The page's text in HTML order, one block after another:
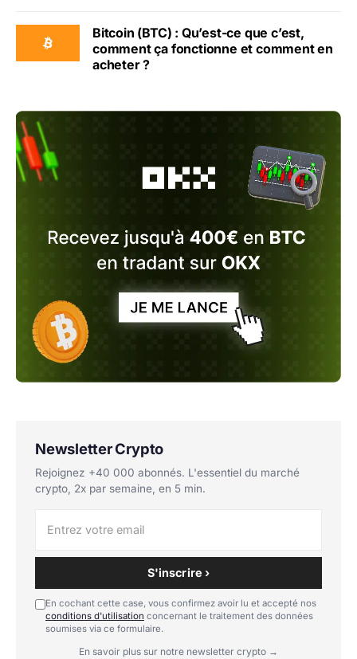
Bitcoin (BTC) : Qu’est-ce que c’est,
comment ça fonctionne et comment en
acheter ?
Newsletter Crypto
Rejoignez +40 000 abonnés. L'essentiel du marché
crypto, 2x par semaine, en 5 min.
S'inscrire ›
En cochant cette case, vous confirmez avoir lu et accepté nos
conditions d'utilisation concernant le traitement des données
soumises via ce formulaire.
En savoir plus sur notre newsletter crypto →